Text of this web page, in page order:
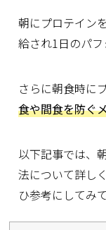
朝にプロテイン
給され1日のパフ
さらに朝食時に
食や間食を防ぐ
以下記事では、
法について詳し
ひ参考にしてみ